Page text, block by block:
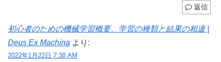
返信
初心者のための機械学習概要、学習の種類と結果の相違 |
Deus Ex Machina より:
2022年1月22日 7:38 AM